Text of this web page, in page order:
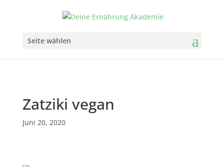
Seite wählen
Zatziki vegan
Juni 20, 2020